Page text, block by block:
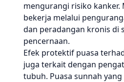
mengurangi risiko kanker.
bekerja melalui
dan peradangan kronis di
pencernaan.
Efek protektif puasa
juga terkait dengan
tubuh. Puasa sunnah